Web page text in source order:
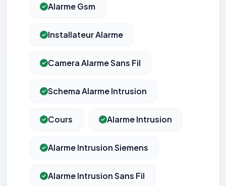
Alarme Gsm
Installateur Alarme
Camera Alarme Sans Fil
Schema Alarme Intrusion
Cours Alarme Intrusion
Alarme Intrusion Siemens
Alarme Intrusion Sans Fil